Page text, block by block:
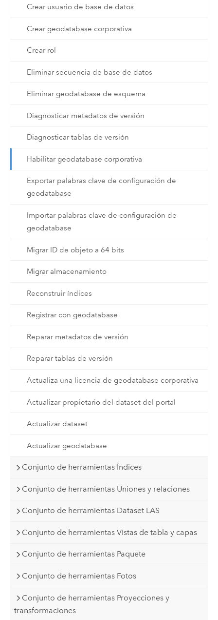
Crear usuario de base de datos
Crear geodatabase corporativa
Crear rol
Eliminar secuencia de base de datos
Eliminar geodatabase de esquema
Diagnosticar metadatos de versión
Diagnosticar tablas de versión
Habilitar geodatabase corporativa
Exportar palabras clave de configuración de
geodatabase
Importar palabras clave de configuración de
geodatabase
Migrar ID de objeto a 64 bits
Migrar almacenamiento
Reconstruir índices
Registrar con geodatabase
Reparar metadatos de versión
Reparar tablas de versión
Actualiza una licencia de geodatabase corporativa
Actualizar propietario del dataset del portal
Actualizar dataset
Actualizar geodatabase
Conjunto de herramientas Índices
Conjunto de herramientas Uniones y relaciones
Conjunto de herramientas Dataset LAS
Conjunto de herramientas Vistas de tabla y capas
Conjunto de herramientas Paquete
Conjunto de herramientas Fotos
Conjunto de herramientas Proyecciones y
transformaciones